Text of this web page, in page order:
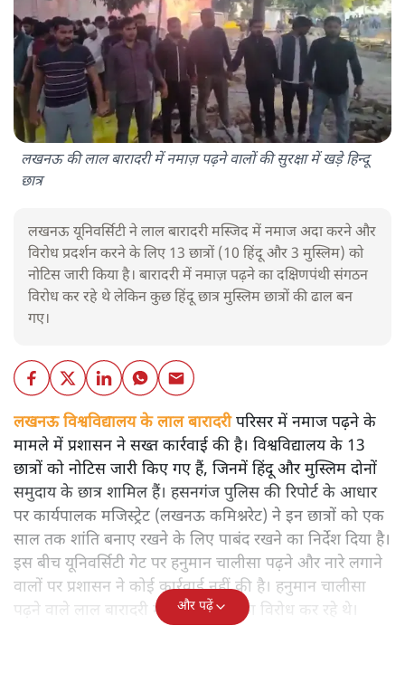
लखनऊ की लाल बारादरी में नमाज़ पढ़ने वालों की सुरक्षा में खड़े हिन्दू
छात्र
लखनऊ यूनिवर्सिटी ने लाल बारादरी मस्जिद में नमाज अदा करने और
विरोध प्रदर्शन करने के लिए 13 छात्रों (10 हिंदू और 3 मुस्लिम) को
नोटिस जारी किया है। बारादरी में नमाज़ पढ़ने का दक्षिणपंथी संगठन
विरोध कर रहे थे लेकिन कुछ हिंदू छात्र मुस्लिम छात्रों की ढाल बन
गए।
लखनऊ विश्वविद्यालय के लाल बारादरीपरिसर में नमाज पढ़ने के
मामले में प्रशासन ने सख्त कार्रवाई की है। विश्वविद्यालय के 13
छात्रों को नोटिस जारी किए गए हैं, जिनमें हिंदू और मुस्लिम दोनों
समुदाय के छात्र शामिल हैं। हसनगंज पुलिस की रिपोर्ट के आधार
पर कार्यपालक मजिस्ट्रेट (लखनऊ कमिश्नरेट) ने इन छात्रों को एक
साल तक शांति बनाए रखने के लिए पाबंद रखने का निर्देश दिया है।
इस बीच यूनिवर्सिटी गेट पर हनुमान चालीसा पढ़ने और नारे लगाने
वालों पर प्रशासन ने कोई कार्रवाई नहीं की है। हनुमान चालीसा
पढ़ने वाले लाल बारादरी में नमाज़ पढ़ने का विरोध कर रहे थे।
और पढ़ें